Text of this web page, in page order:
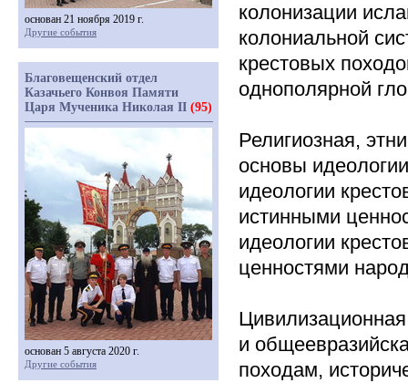
колонизации
колониальной
крестовых
однополярной
Религиозная,
основы
идеологии
истинными
идеологии
ценностями
Цивилизационная
и
походам,
основан 21 ноября 2019 г.
Другие события
Благовещенский отдел
Казачьего Конвоя Памяти
Царя Мученика Николая II (95)
основан 5 августа 2020 г.
Другие события